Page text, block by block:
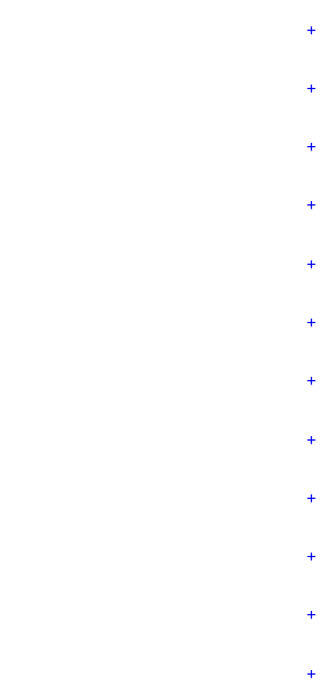
+
+
+
+
+
+
+
+
+
+
+
+